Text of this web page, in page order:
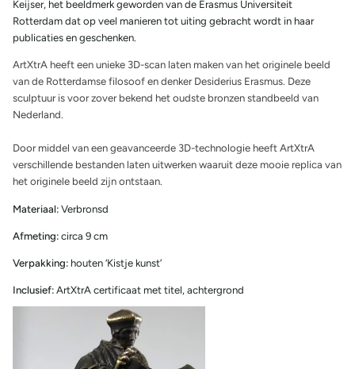
Keijser, het beeldmerk geworden van de Erasmus Universiteit
Rotterdam dat op veel manieren tot uiting gebracht wordt in haar
publicaties en geschenken.
ArtXtrA heeft een unieke 3D-scan laten maken van het originele beeld
van de Rotterdamse filosoof en denker Desiderius Erasmus. Deze
sculptuur is voor zover bekend het oudste bronzen standbeeld van
Nederland.
Door middel van een geavanceerde 3D-technologie heeft ArtXtrA
verschillende bestanden laten uitwerken waaruit deze mooie replica van
het originele beeld zijn ontstaan.
Materiaal: Verbronsd
Afmeting: circa 9 cm
Verpakking: houten ‘Kistje kunst’
Inclusief: ArtXtrA certificaat met titel, achtergrond